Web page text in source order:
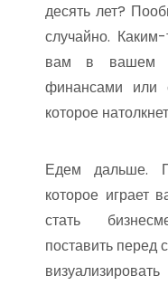
десять лет?
случайно.
вам в вашем
финансами или
которое
Едем дальше.
которое играет
стать
поставить перед